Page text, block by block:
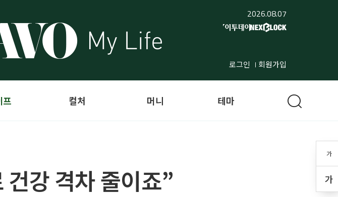
2026.08.07
로그인 회원가입
가
가
프 컬처 머니 테마
건강 격차 줄이죠”